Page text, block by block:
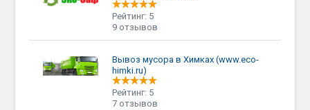
Рейтинг: 5
9 отзывов
Вывоз мусора в Химках (www.eco-
himki.ru)
Рейтинг: 5
7 отзывов